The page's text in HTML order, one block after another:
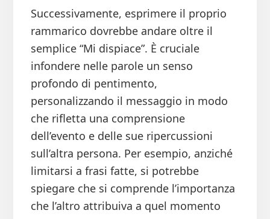
Successivamente, esprimere il proprio
rammarico dovrebbe andare oltre il
semplice “Mi dispiace”. È cruciale
infondere nelle parole un senso
profondo di pentimento,
personalizzando il messaggio in modo
che rifletta una comprensione
dell’evento e delle sue ripercussioni
sull’altra persona. Per esempio, anziché
limitarsi a frasi fatte, si potrebbe
spiegare che si comprende l’importanza
che l’altro attribuiva a quel momento